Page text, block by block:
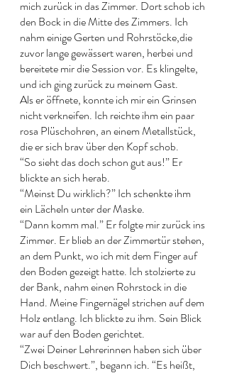
mich zurück in das Zimmer. Dort schob ich
den Bock in die Mitte des Zimmers. Ich
nahm einige Gerten und Rohrstöcke,die
zuvor lange gewässert waren, herbei und
bereitete mir die Session vor. Es klingelte,
und ich ging zurück zu meinem Gast.
Als er öffnete, konnte ich mir ein Grinsen
nicht verkneifen. Ich reichte ihm ein paar
rosa Plüschohren, an einem Metallstück,
die er sich brav über den Kopf schob.
“So sieht das doch schon gut aus!” Er
blickte an sich herab.
“Meinst Du wirklich?” Ich schenkte ihm
ein Lächeln unter der Maske.
“Dann komm mal.” Er folgte mir zurück ins
Zimmer. Er blieb an der Zimmertür stehen,
an dem Punkt, wo ich mit dem Finger auf
den Boden gezeigt hatte. Ich stolzierte zu
der Bank, nahm einen Rohrstock in die
Hand. Meine Fingernägel strichen auf dem
Holz entlang. Ich blickte zu ihm. Sein Blick
war auf den Boden gerichtet.
“Zwei Deiner Lehrerinnen haben sich über
Dich beschwert.”, begann ich. “Es heißt,